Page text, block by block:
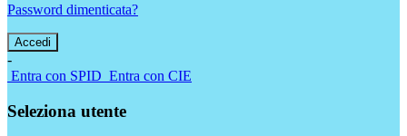
Password dimenticata?
-
Entra con SPID Entra con CIE
Seleziona utente